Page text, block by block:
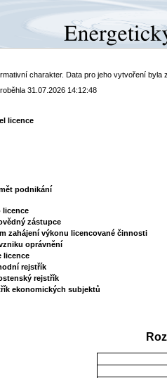
charakter. Data pro jeho vytvoření byla
31.07.2026 14:12:48
licence
podnikání
licence
zástupce
zahájení výkonu licencované činnosti
oprávnění
licence
rejstřík
rejstřík
ekonomických subjektů